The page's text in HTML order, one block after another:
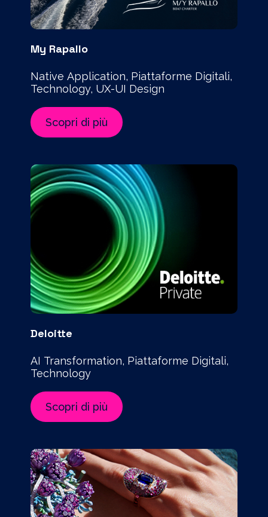
My Rapallo
Native Application, Piattaforme Digitali,
Technology, UX-UI Design
Scopri di più
Deloitte
AI Transformation, Piattaforme Digitali,
Technology
Scopri di più